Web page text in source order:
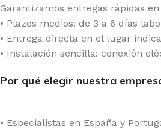
Garantizamos entregas rápidas
• Plazos medios: de 3 a 6 días
• Entrega directa en el lugar
• Instalación sencilla: conexión
Por qué elegir nuestra
• Especialistas en España y